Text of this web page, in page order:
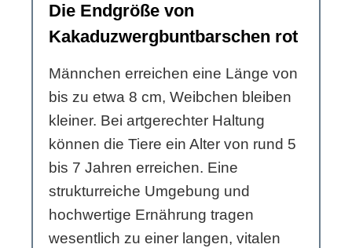
Die Endgröße von
Kakaduzwergbuntbarschen rot
Männchen erreichen eine Länge von
bis zu etwa 8 cm, Weibchen bleiben
kleiner. Bei artgerechter Haltung
können die Tiere ein Alter von rund 5
bis 7 Jahren erreichen. Eine
strukturreiche Umgebung und
hochwertige Ernährung tragen
wesentlich zu einer langen, vitalen